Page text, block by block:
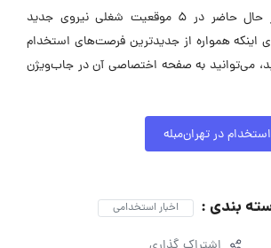
تهران‌مبله در حال حاضر در ۵ موقعیت شغلی نیروی جدید
اینکه همواره از جدیدترین فرصت‌های استخدام
می‌توانید به صفحه اختصاصی آن در جاب‌ویژن
در تهران‌مبله
بندی : اخبار استخدامی